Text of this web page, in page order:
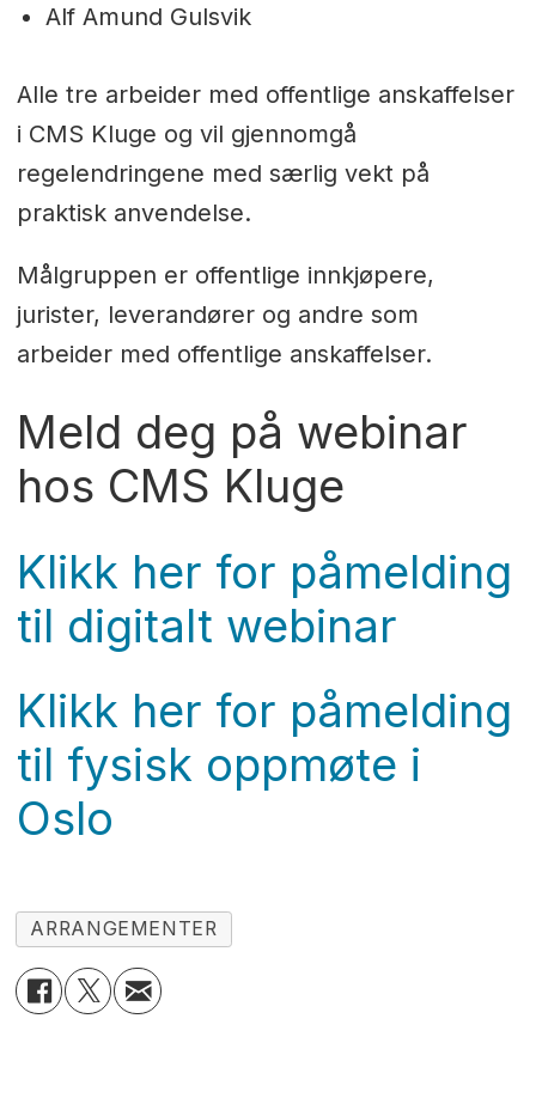
Alf Amund Gulsvik
Alle tre arbeider med offentlige anskaffelser
i CMS Kluge og vil gjennomgå
regelendringene med særlig vekt på
praktisk anvendelse.
Målgruppen er offentlige innkjøpere,
jurister, leverandører og andre som
arbeider med offentlige anskaffelser.
Meld deg på webinar
hos CMS Kluge
Klikk her for påmelding
til digitalt webinar
Klikk her for påmelding
til fysisk oppmøte i
Oslo
ARRANGEMENTER